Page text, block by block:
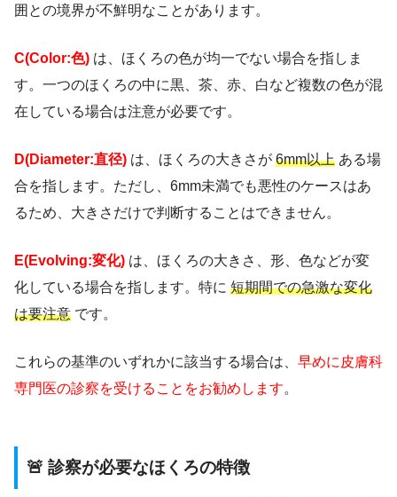
囲との境界が不鮮明なことがあります。
C(Color:色) は、ほくろの色が均一でない場合を指しま
す。一つのほくろの中に黒、茶、赤、白など複数の色が混
在している場合は注意が必要です。
D(Diameter:直径) は、ほくろの大きさが 6mm以上 ある場
合を指します。ただし、6mm未満でも悪性のケースはあ
るため、大きさだけで判断することはできません。
E(Evolving:変化) は、ほくろの大きさ、形、色などが変
化している場合を指します。特に 短期間での急激な変化
は要注意 です。
これらの基準のいずれかに該当する場合は、 早めに皮膚科
専門医の診察を受けることをお勧めします。
🚨 診察が必要なほくろの特徴